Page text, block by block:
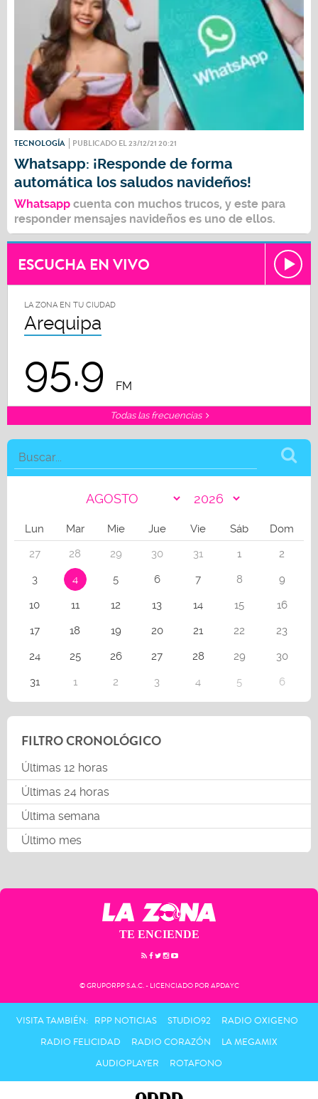
TECNOLOGÍA PUBLICADO EL 23/12/21 20:21
Whatsapp: ¡Responde de forma
automática los saludos navideños!
Whatsapp cuenta con muchos trucos, y este para
responder mensajes navideños es uno de ellos.
ESCUCHA EN VIVO
LA ZONA EN TU CIUDAD
Arequipa
95.9 FM
Todas las frecuencias
Lun Mar Mie Jue Vie Sáb
Dom
27
28 29 30 31 1
2
3
4 5 6 7 8
9
10
11 12 13 14 15
16
17
18 19 20 21 22
23
24
25 26 27 28 29
30
31
1 2 3 4 5 6
FILTRO CRONOLÓGICO
Últimas 12 horas
Últimas 24 horas
Última semana
Último mes
TE ENCIENDE
© GRUPORPP S.A.C. - LICENCIADO POR APDAYC
VISITA TAMBIÉN: RPP NOTICIAS STUDIO92
RADIO OXIGENO
RADIO FELICIDAD
RADIO CORAZÓN
LA MEGAMIX
AUDIOPLAYER
ROTAFONO